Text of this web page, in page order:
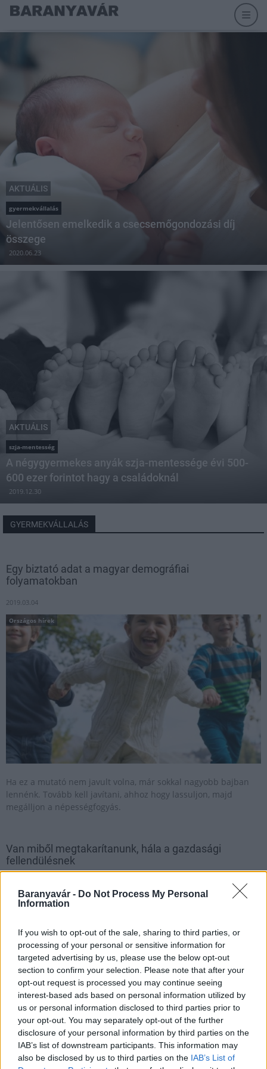
Baranyavár - Do Not Process My Personal
Information
If you wish to opt-out of the sale, sharing to third parties, or
processing of your personal or sensitive information for
targeted advertising by us, please use the below opt-out
section to confirm your selection. Please note that after your
opt-out request is processed you may continue seeing
interest-based ads based on personal information utilized by
us or personal information disclosed to third parties prior to
your opt-out. You may separately opt-out of the further
disclosure of your personal information by third parties on the
IAB’s list of downstream participants. This information may
also be disclosed by us to third parties on the IAB’s List of
AKTUÁLIS
gyermekvállalás
Jelentősen emelkedik a csecsemőgondozási díj
összege
2020.06.23
AKTUÁLIS
szja-mentesség
A négygyermekes anyák szja-mentessége évi 500-
600 ezer forintot hagy a családoknál
2019.12.30
GYERMEKVÁLLALÁS
Egy biztató adat a magyar demográfiai
folyamatokban
2019.03.04
Országos hírek
Ha ez a mutató nem javult volna, már sokkal nagyobb bajban
lennénk. Tovább kell javítani, ahhoz hogy lassuljon, majd
megálljon a népességfogyás.
Van miből megtakarítanunk, hála a gazdasági
fellendülésnek
Az új költségvetés fókuszában a családok és a gyermekvállalás
ösztönzése áll. A kormány a szociális támogatások kiemeltté
Magyarország jövőbeni pénzügyi mozgásterének növelése
érdekében.
Az egész országot szólították meg gyermekvállalásra
Kiskunmajsán
2018.10.25
A kisebb településeken élők családjai kerültek a fókuszba a
Demográfiai és Egészségpolitikai Konferencia ötödik állomásán.